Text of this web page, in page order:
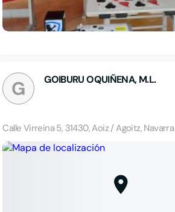
G GOIBURU OQUIÑENA, M.L.
Calle Virreina 5, 31430, Aoiz / Agoitz, Navarra